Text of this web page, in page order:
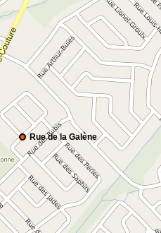
Rue de la Galène